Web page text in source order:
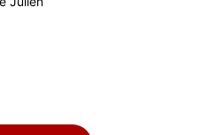
et sérieux. Travail de